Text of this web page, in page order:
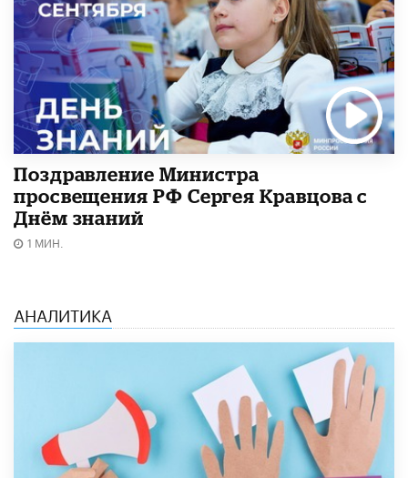
Поздравление Министра
просвещения РФ Сергея Кравцова с
Днём знаний
1 МИН.
АНАЛИТИКА